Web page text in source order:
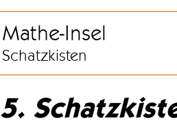
Mathe-Insel
Schatzkisten
5.